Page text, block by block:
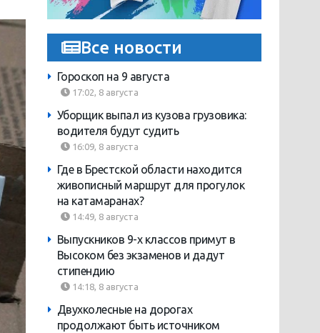
Все новости
Гороскоп на 9 августа
17:02, 8 августа
Уборщик выпал из кузова грузовика:
водителя будут судить
16:09, 8 августа
Где в Брестской области находится
живописный маршрут для прогулок
на катамаранах?
14:49, 8 августа
Выпускников 9-х классов примут в
Высоком без экзаменов и дадут
стипендию
14:18, 8 августа
Двухколесные на дорогах
продолжают быть источником